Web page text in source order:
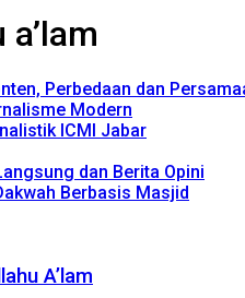
Perbedaan dan
Modern
ICMI Jabar
dan Berita Opini
Berbasis Masjid
A’lam